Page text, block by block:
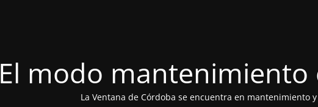
El modo mantenimiento
La Ventana de Córdoba se encuentra en mantenimiento